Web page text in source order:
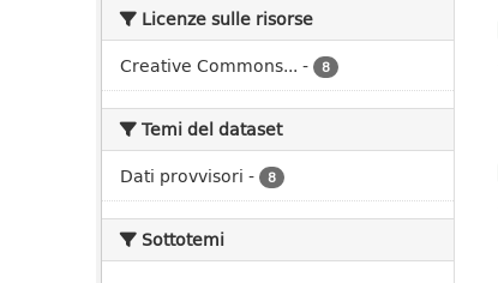
Licenze sulle risorse
Creative Commons... - 8
Temi del dataset
Dati provvisori - 8
Sottotemi